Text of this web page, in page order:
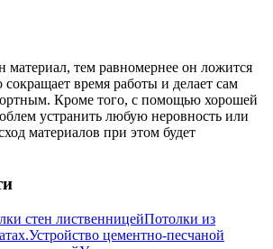
материал, тем равномернее он ложится
время работы и делает сам
Кроме того, с помощью хорошей
устранить любую неровность или
материалов при этом будет
стен лиственницейПотолки из
Устройство цементно-песчаной